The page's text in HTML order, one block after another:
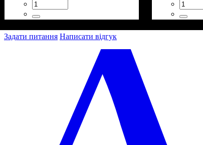
Задати питання Написати відгук